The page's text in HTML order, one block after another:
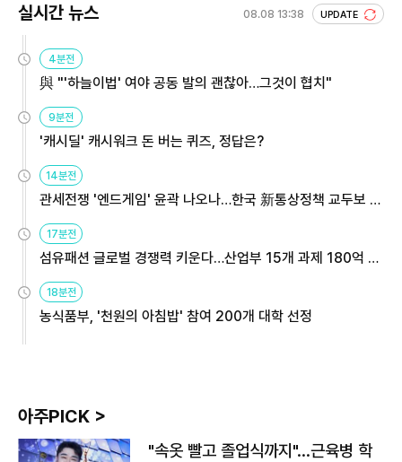
실시간 뉴스 08.08 13:38 UPDATE
4분전
與 "'하늘이법' 여야 공동 발의 괜찮아…그것이 협치"
9분전
'캐시딜' 캐시워크 돈 버는 퀴즈, 정답은?
14분전
관세전쟁 '엔드게임' 윤곽 나오나…한국 新통상정책 교두보 활
17분전
섬유패션 글로벌 경쟁력 키운다…산업부 15개 과제 180억 지
18분전
농식품부, '천원의 아침밥' 참여 200개 대학 선정
아주PICK >
"속옷 빨고 졸업식까지"…근육병 학